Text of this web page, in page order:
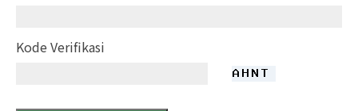
Kode Verifikasi